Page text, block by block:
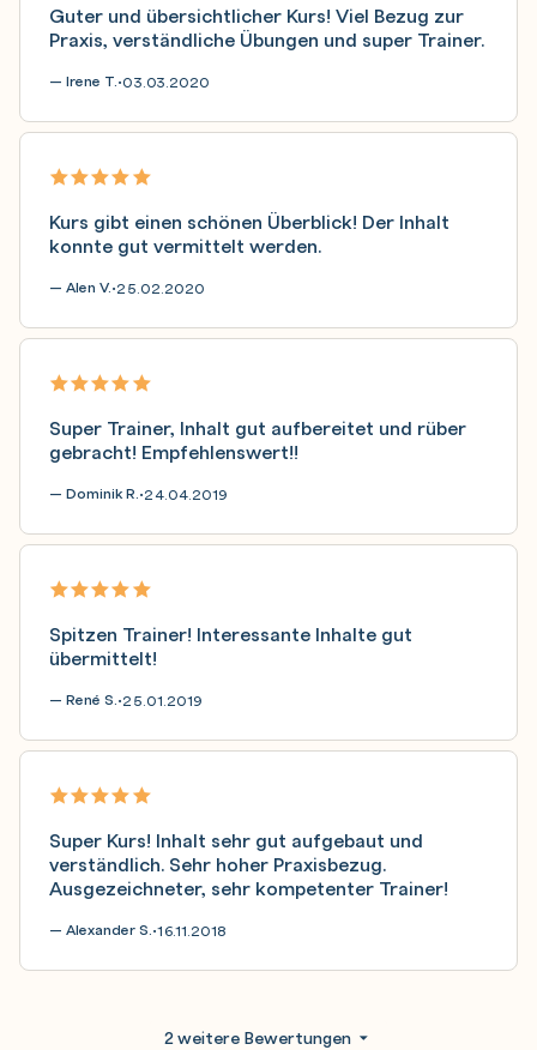
Guter und übersichtlicher Kurs! Viel Bezug zur
Praxis, verständliche Übungen und super Trainer.
— Irene T.•03.03.2020
Kurs gibt einen schönen Überblick! Der Inhalt
konnte gut vermittelt werden.
— Alen V.•25.02.2020
Super Trainer, Inhalt gut aufbereitet und rüber
gebracht! Empfehlenswert!!
— Dominik R.•24.04.2019
Spitzen Trainer! Interessante Inhalte gut
übermittelt!
— René S.•25.01.2019
Super Kurs! Inhalt sehr gut aufgebaut und
verständlich. Sehr hoher Praxisbezug.
Ausgezeichneter, sehr kompetenter Trainer!
— Alexander S.•16.11.2018
2 weitere Bewertungen